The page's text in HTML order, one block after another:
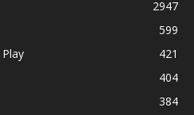
2947
599
421
404
384